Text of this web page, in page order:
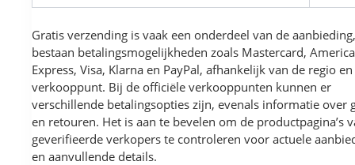
Gratis verzending is vaak een onderdeel van de
bestaan betalingsmogelijkheden zoals Mastercard,
Express, Visa, Klarna en PayPal, afhankelijk van de regio
verkooppunt. Bij de officiële verkooppunten kunnen er
verschillende betalingsopties zijn, evenals informatie over
en retouren. Het is aan te bevelen om de productpagina’s
geverifieerde verkopers te controleren voor actuele
en aanvullende details.